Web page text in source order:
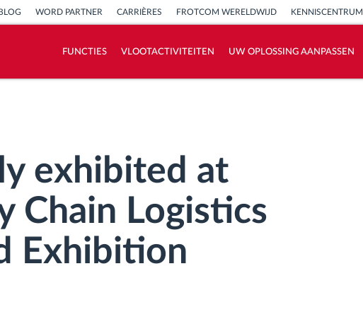
WORD PARTNER CARRIÈRES FROTCOM WERELDWIJD KENNISCENTRUM
FUNCTIES VLOOTACTIVITEITEN UW OPLOSSING AANPASSEN
exhibited at
Chain Logistics
Exhibition